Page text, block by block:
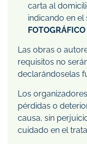
carta al
indicando en el
Las obras o
requisitos no
declarándoselas
Los
pérdidas o
causa, sin
cuidado en el